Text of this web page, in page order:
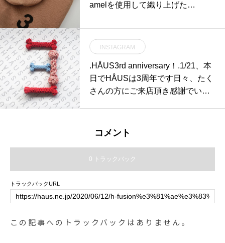
amelを使用して織り上げた…
INSTAGRAM
.HÅUS3rd anniversary！.1/21、本
日でHÅUSは3周年です日々、たく
さんの方にご来店頂き感謝でいっ
節のギフト外遊びのアウトドア
ようにお店づくりをしていきま
す。まだまだ至らぬところがたく
コメント
0 トラックバック
トラックバックURL
この記事へのトラックバックはありません。